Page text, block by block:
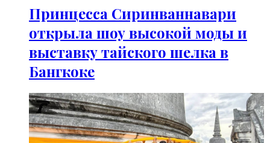
Принцесса Сиринваннавари
открыла шоу высокой моды и
выставку тайского шелка в
Бангкоке